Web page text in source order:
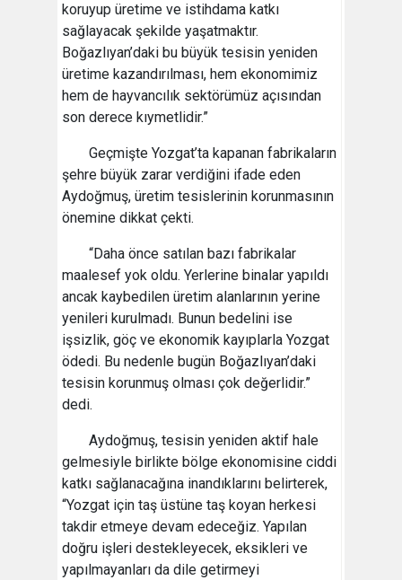
koruyup üretime ve istihdama katkı
sağlayacak şekilde yaşatmaktır.
Boğazlıyan’daki bu büyük tesisin yeniden
üretime kazandırılması, hem ekonomimiz
hem de hayvancılık sektörümüz açısından
son derece kıymetlidir.”
Geçmişte Yozgat’ta kapanan fabrikaların
şehre büyük zarar verdiğini ifade eden
Aydoğmuş, üretim tesislerinin korunmasının
önemine dikkat çekti.
“Daha önce satılan bazı fabrikalar
maalesef yok oldu. Yerlerine binalar yapıldı
ancak kaybedilen üretim alanlarının yerine
yenileri kurulmadı. Bunun bedelini ise
işsizlik, göç ve ekonomik kayıplarla Yozgat
ödedi. Bu nedenle bugün Boğazlıyan’daki
tesisin korunmuş olması çok değerlidir.”
dedi.
Aydoğmuş, tesisin yeniden aktif hale
gelmesiyle birlikte bölge ekonomisine ciddi
katkı sağlanacağına inandıklarını belirterek,
“Yozgat için taş üstüne taş koyan herkesi
takdir etmeye devam edeceğiz. Yapılan
doğru işleri destekleyecek, eksikleri ve
yapılmayanları da dile getirmeyi